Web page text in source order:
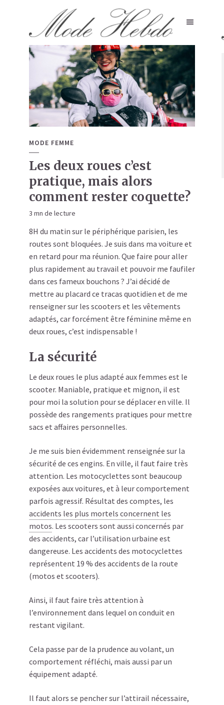
MODE FEMME
Les deux roues c’est
pratique, mais alors
comment rester coquette?
3 mn de lecture
8H du matin sur le périphérique parisien, les
routes sont bloquées. Je suis dans ma voiture et
en retard pour ma réunion. Que faire pour aller
plus rapidement au travail et pouvoir me faufiler
dans ces fameux bouchons ? J’ai décidé de
mettre au placard ce tracas quotidien et de me
renseigner sur les scooters et les vêtements
adaptés, car forcément être féminine même en
deux roues, c’est indispensable !
La sécurité
Le deux roues le plus adapté aux femmes est le
scooter. Maniable, pratique et mignon, il est
pour moi la solution pour se déplacer en ville. Il
possède des rangements pratiques pour mettre
sacs et affaires personnelles.
Je me suis bien évidemment renseignée sur la
sécurité de ces engins. En ville, il faut faire très
attention. Les motocyclettes sont beaucoup
exposées aux voitures, et à leur comportement
parfois agressif. Résultat des comptes, les
accidents les plus mortels concernent les
motos. Les scooters sont aussi concernés par
des accidents, car l’utilisation urbaine est
dangereuse. Les accidents des motocyclettes
représentent 19 % des accidents de la route
(motos et scooters).
Ainsi, il faut faire très attention à
l’environnement dans lequel on conduit en
restant vigilant.
Cela passe par de la prudence au volant, un
comportement réfléchi, mais aussi par un
équipement adapté.
Il faut alors se pencher sur l’attirail nécessaire,